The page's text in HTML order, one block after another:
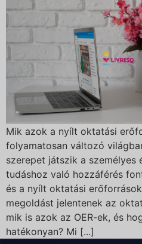
Mik azok a nyílt oktatási
folyamatosan változó
szerepet játszik a személyes
tudáshoz való hozzáférés
és a nyílt oktatási
megoldást jelentenek az
mik is azok az OER-ek, és
hatékonyan? Mi [...]